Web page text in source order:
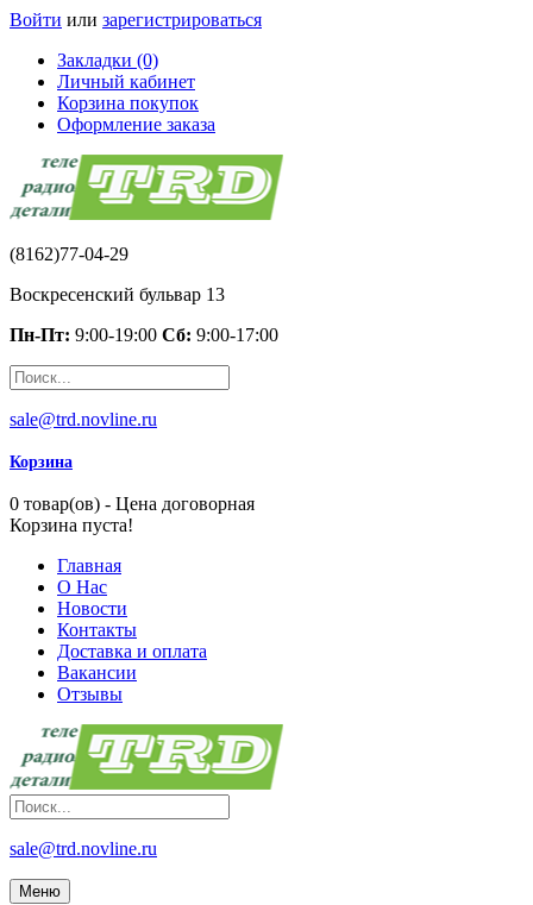
Войти или зарегистрироваться
Закладки (0)
Личный кабинет
Корзина покупок
Оформление заказа
(8162)77-04-29
Воскресенский бульвар 13
Пн-Пт: 9:00-19:00 Сб: 9:00-17:00
sale@trd.novline.ru
Корзина
0 товар(ов) - Цена договорная
Корзина пуста!
Главная
О Нас
Новости
Контакты
Доставка и оплата
Вакансии
Отзывы
sale@trd.novline.ru
Меню